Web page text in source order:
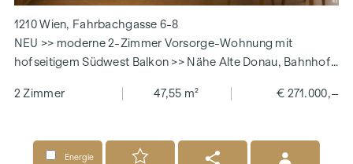
1210 Wien, Fahrbachgasse 6-8
NEU >> moderne 2-Zimmer Vorsorge-Wohnung mit
hofseitigem Südwest Balkon >> Nähe Alte Donau, Bahnhof
2 Zimmer
47,55 m² € 271.000,–
Energie